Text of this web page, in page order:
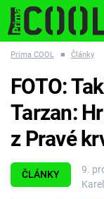
ESCAPE PLNEJ
Témata
Prima COOL ■ Články
ČLÁNKY
9.
FOTO:
Tarzan:
z Pravé